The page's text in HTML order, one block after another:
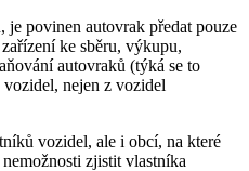
povinen autovrak předat pouze
ke sběru, výkupu,
autovraků (týká se to
vozidel, nejen z vozidel
vozidel, ale i obcí, na které
zjistit vlastníka